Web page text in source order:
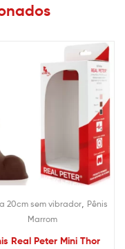
a 20cm sem vibrador, Pênis
Marrom
Real Peter Mini Thor